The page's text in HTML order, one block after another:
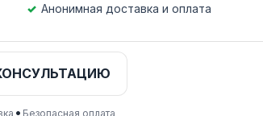
Анонимная доставка и оплата
• Безопасная оплата